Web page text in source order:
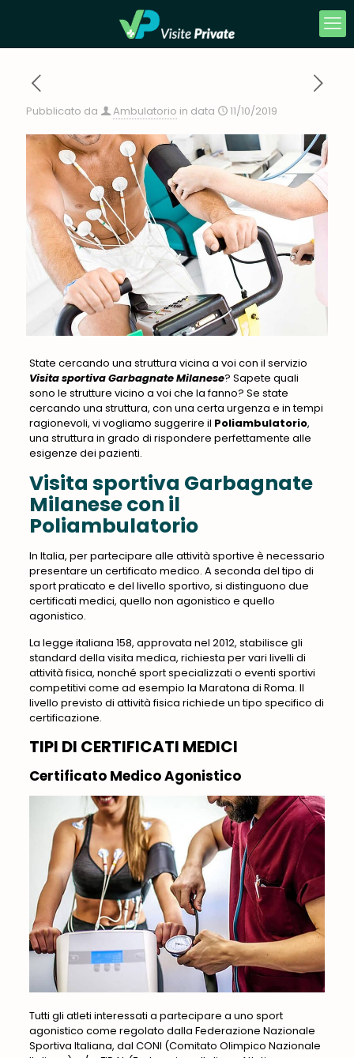
Pubblicato da Ambulatorio in data 11/10/2019
State cercando una struttura vicina a voi con il servizio
Visita sportiva Garbagnate Milanese? Sapete quali
sono le strutture vicino a voi che la fanno? Se state
cercando una struttura, con una certa urgenza e in tempi
ragionevoli, vi vogliamo suggerire il Poliambulatorio,
una struttura in grado di rispondere perfettamente alle
esigenze dei pazienti.
Visita sportiva Garbagnate
Milanese con il
Poliambulatorio
In Italia, per partecipare alle attività sportive è necessario
presentare un certificato medico. A seconda del tipo di
sport praticato e del livello sportivo, si distinguono due
certificati medici, quello non agonistico e quello
agonistico.
La legge italiana 158, approvata nel 2012, stabilisce gli
standard della visita medica, richiesta per vari livelli di
attività fisica, nonché sport specializzati o eventi sportivi
competitivi come ad esempio la Maratona di Roma. Il
livello previsto di attività fisica richiede un tipo specifico di
certificazione.
TIPI DI CERTIFICATI MEDICI
Certificato Medico Agonistico
Tutti gli atleti interessati a partecipare a uno sport
agonistico come regolato dalla Federazione Nazionale
Sportiva Italiana, dal CONI (Comitato Olimpico Nazionale